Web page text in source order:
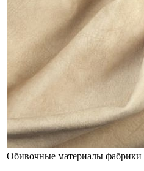
Обивочные материалы фабрики